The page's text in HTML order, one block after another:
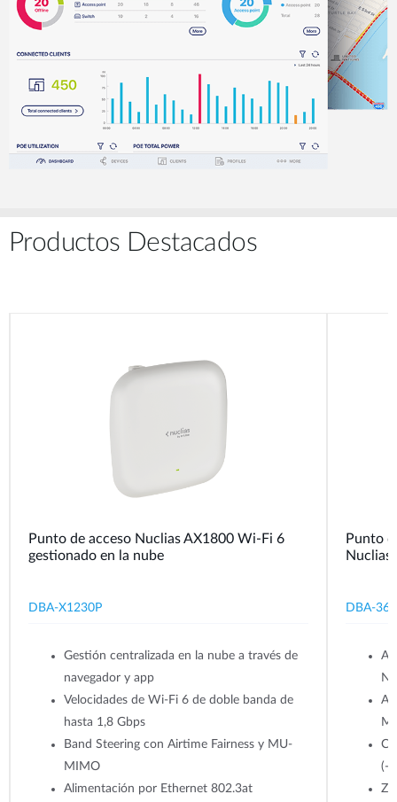
Productos Destacados
Punto de acceso Nuclias AX1800 Wi-Fi 6
gestionado en la nube
DBA-X1230P
Gestión centralizada en la nube a través de
navegador y app
Velocidades de Wi-Fi 6 de doble banda de
hasta 1,8 Gbps
Band Steering con Airtime Fairness y MU-
MIMO
Alimentación por Ethernet 802.3at
Punto
Nuclias
DBA-
(-